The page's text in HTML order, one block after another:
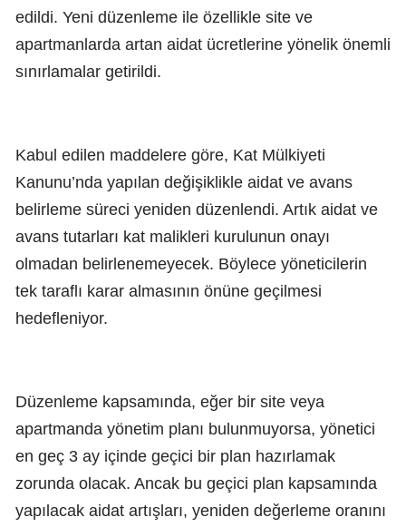
edildi. Yeni düzenleme ile özellikle site ve
apartmanlarda artan aidat ücretlerine yönelik önemli
sınırlamalar getirildi.
Kabul edilen maddelere göre, Kat Mülkiyeti
Kanunu’nda yapılan değişiklikle aidat ve avans
belirleme süreci yeniden düzenlendi. Artık aidat ve
avans tutarları kat malikleri kurulunun onayı
olmadan belirlenemeyecek. Böylece yöneticilerin
tek taraflı karar almasının önüne geçilmesi
hedefleniyor.
Düzenleme kapsamında, eğer bir site veya
apartmanda yönetim planı bulunmuyorsa, yönetici
en geç 3 ay içinde geçici bir plan hazırlamak
zorunda olacak. Ancak bu geçici plan kapsamında
yapılacak aidat artışları, yeniden değerleme oranını